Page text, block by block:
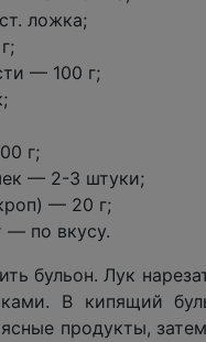
ложка;
— 100 г;
г;
— 2-3 штуки;
— 20 г;
— по вкусу.
бульон. Лук
В кипящий
продукты,